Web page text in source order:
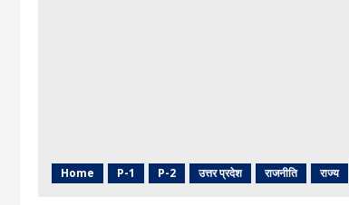
Home P-1 P-2 उत्तर प्रदेश राजनीति राज्य